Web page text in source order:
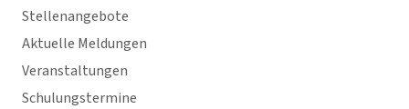
Stellenangebote
Aktuelle Meldungen
Veranstaltungen
Schulungstermine